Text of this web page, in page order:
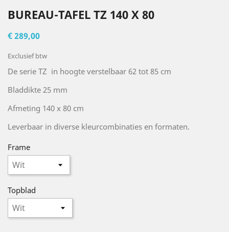
BUREAU-TAFEL TZ 140 X 80
€ 289,00
Exclusief btw
De serie TZ in hoogte verstelbaar 62 tot 85 cm
Bladdikte 25 mm
Afmeting 140 x 80 cm
Leverbaar in diverse kleurcombinaties en formaten.
Frame
Topblad